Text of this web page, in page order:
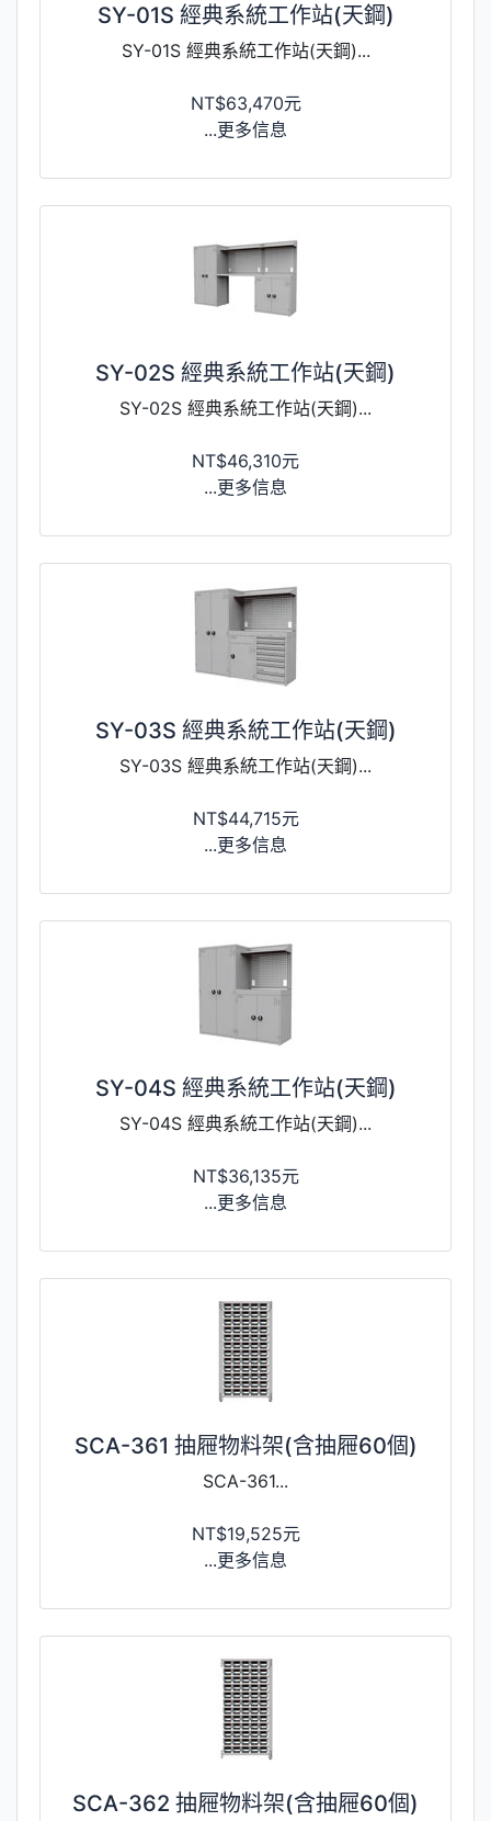
SY-01S 經典系統工作站(天鋼)
SY-01S 經典系統工作站(天鋼)...
NT$63,470元
...更多信息
SY-02S 經典系統工作站(天鋼)
SY-02S 經典系統工作站(天鋼)...
NT$46,310元
...更多信息
SY-03S 經典系統工作站(天鋼)
SY-03S 經典系統工作站(天鋼)...
NT$44,715元
...更多信息
SY-04S 經典系統工作站(天鋼)
SY-04S 經典系統工作站(天鋼)...
NT$36,135元
...更多信息
SCA-361 抽屜物料架(含抽屜60個)
SCA-361...
NT$19,525元
...更多信息
SCA-362 抽屜物料架(含抽屜60個)